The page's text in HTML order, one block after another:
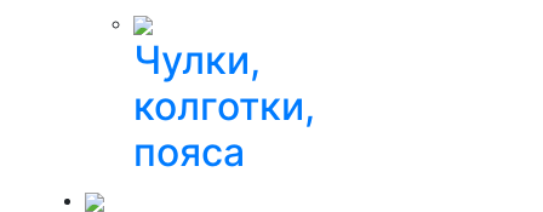
Чулки,
колготки,
пояса